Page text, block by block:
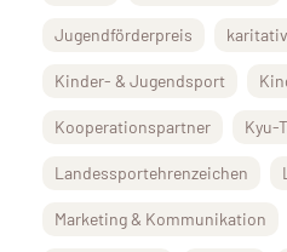
Jugendförderpreis
Kinder- & Jugendsport
Kooperationspartner Kyu-
Landessportehrenzeichen
Marketing & Kommunikation